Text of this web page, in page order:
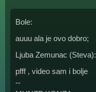
Bole:
auuu ala je ovo dobro;
Ljuba Zemunac (Steva):
pfff , video sam i bolje
--